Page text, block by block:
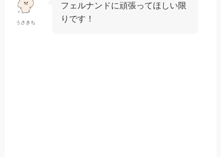
うさきち
フェルナンドに頑張ってほしい限
りです！